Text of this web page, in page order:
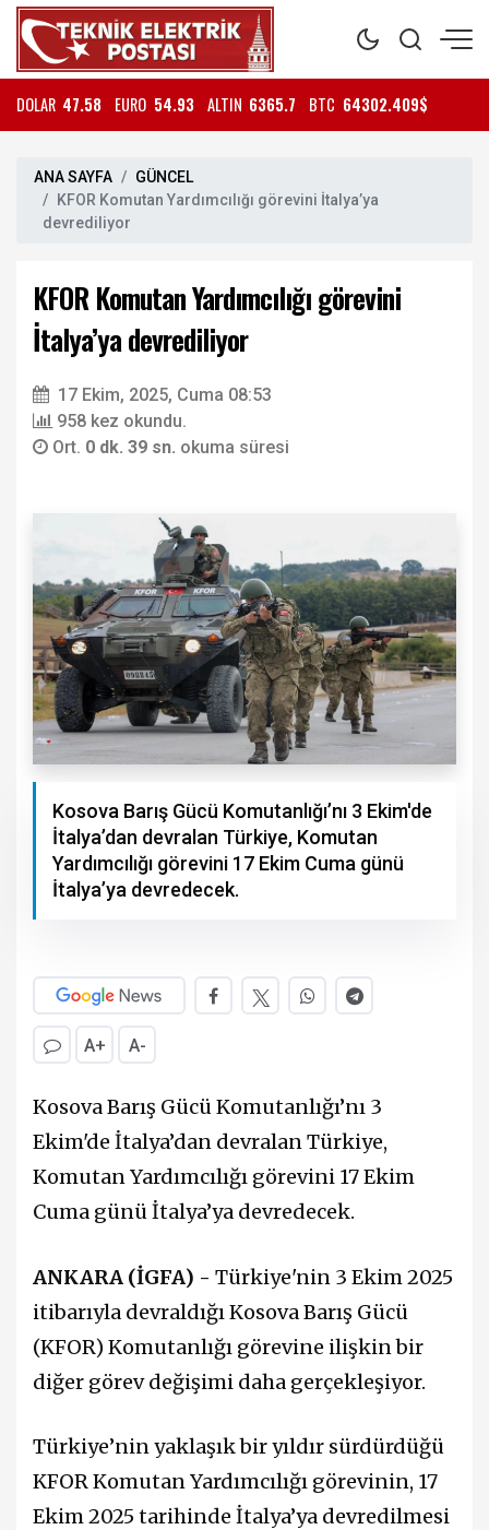
DOLAR 47.58 EURO 54.93 ALTIN 6365.7 BTC 64302.409$
ANA SAYFA
GÜNCEL
KFOR Komutan Yardımcılığı görevini İtalya’ya
devrediliyor
KFOR Komutan Yardımcılığı görevini
İtalya’ya devrediliyor
17 Ekim, 2025, Cuma 08:53
958 kez okundu.
Ort. 0 dk. 39 sn. okuma süresi
Kosova Barış Gücü Komutanlığı’nı 3 Ekim'de
İtalya’dan devralan Türkiye, Komutan
Yardımcılığı görevini 17 Ekim Cuma günü
İtalya’ya devredecek.
A+ A-
Kosova Barış Gücü Komutanlığı’nı 3
Ekim'de İtalya’dan devralan Türkiye,
Komutan Yardımcılığı görevini 17 Ekim
Cuma günü İtalya’ya devredecek.
ANKARA (İGFA) - Türkiye'nin 3 Ekim 2025
itibarıyla devraldığı Kosova Barış Gücü
(KFOR) Komutanlığı görevine ilişkin bir
diğer görev değişimi daha gerçekleşiyor.
Türkiye’nin yaklaşık bir yıldır sürdürdüğü
KFOR Komutan Yardımcılığı görevinin, 17
Ekim 2025 tarihinde İtalya’ya devredilmesi